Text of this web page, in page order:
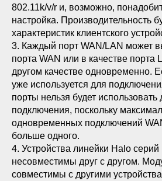
802.11k/v/r и, возможно,
настройка. Производительность
характеристик клиентского
3. Каждый порт WAN/LAN может
порта WAN или в качестве порта
другом качестве одновременно.
уже используется для
порты нельзя будет использовать
подключения, поскольку
одновременных подключений
больше одного.
4. Устройства линейки Halo серий
несовместимы друг с другом.
совместимы с другими